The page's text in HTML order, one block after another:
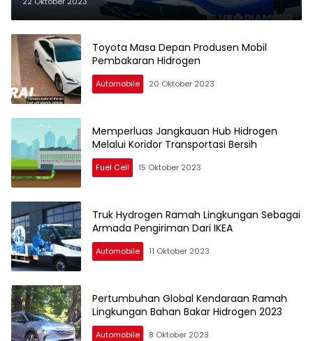
Kecil
Toyota Masa Depan Produsen Mobil
Pembakaran Hidrogen
Automobile 20 Oktober 2023
Memperluas Jangkauan Hub Hidrogen
Melalui Koridor Transportasi Bersih
Fuel Cell 15 Oktober 2023
Truk Hydrogen Ramah Lingkungan Sebagai
Armada Pengiriman Dari IKEA
Automobile 11 Oktober 2023
Pertumbuhan Global Kendaraan Ramah
Lingkungan Bahan Bakar Hidrogen 2023
Automobile 8 Oktober 2023